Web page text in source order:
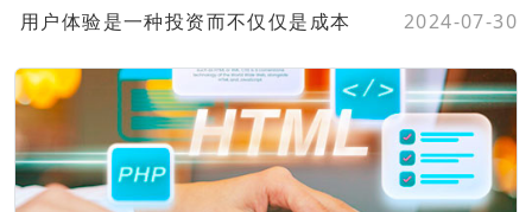
2024-07-30
用户体验是一种投资而不仅仅是成本